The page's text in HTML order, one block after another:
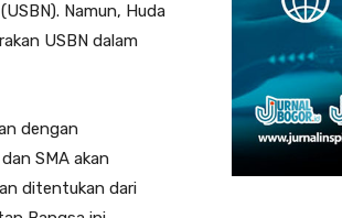
Namun, Huda
USBN dalam
dengan
SMA akan
ditentukan dari